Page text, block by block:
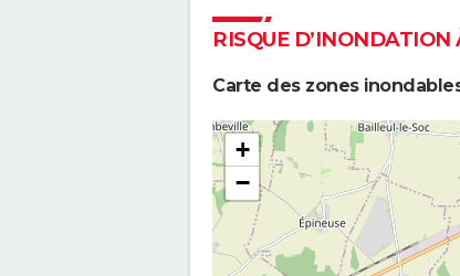
RISQUE D’INONDATION
Carte des zones
+
−